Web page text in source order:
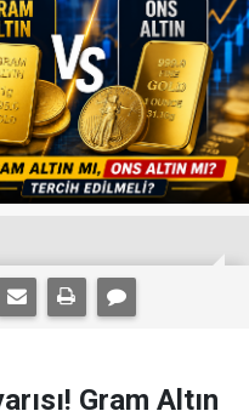
Gram Altın